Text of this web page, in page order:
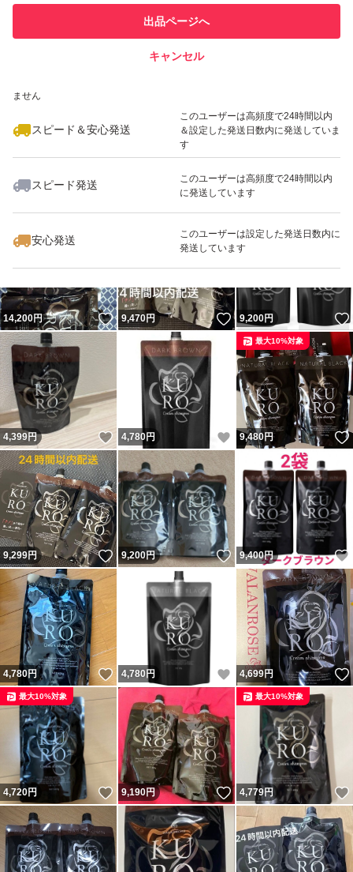
での取引実績があります
ません
スピード＆安心発送
このユーザーは高頻度で24時間以内
＆設定した発送日数内に発送していま
す
スピード発送
このユーザーは高頻度で24時間以内
に発送しています
安心発送
このユーザーは設定した発送日数内に
発送しています
出品ページへ
キャンセル
いいね！
4,780
14,200円 いいね！
9,470円 いいね！
9,200円
4,399円 いいね！
4,780円 いいね！
9,480円
最大10%対象
9,299円 いいね！
9,200円 いいね！
9,400円
4,780円 いいね！
4,780 円 いいね！
4,699円
4,720円 いいね！
最大10%対象
9,190円 いいね！
4,779円
最大10%対象